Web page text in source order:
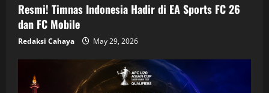
Resmi! Timnas Indonesia Hadir di EA Sports FC 26
dan FC Mobile
Redaksi Cahaya May 29, 2026